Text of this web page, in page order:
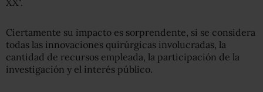
Ciertamente su impacto es sorprendente, si se considera
todas las innovaciones quirúrgicas involucradas, la
cantidad de recursos empleada, la participación de la
investigación y el interés público.